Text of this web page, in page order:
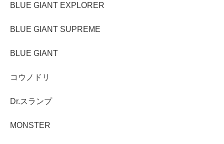
BLUE GIANT EXPLORER
BLUE GIANT SUPREME
BLUE GIANT
コウノドリ
Dr.スランプ
MONSTER